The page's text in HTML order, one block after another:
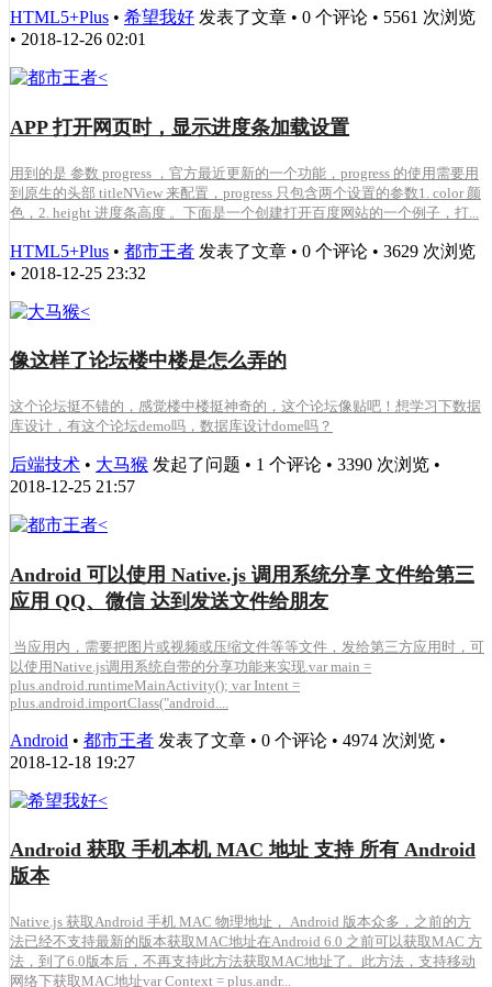
HTML5+Plus • 希望我好 发表了文章 • 0 个评论 • 5561 次浏览
• 2018-12-26 02:01
APP 打开网页时，显示进度条加载设置
用到的是 参数 progress ，官方最近更新的一个功能，progress 的使用需要用
到原生的头部 titleNView 来配置，progress 只包含两个设置的参数1. color 颜
色，2. height 进度条高度 。下面是一个创建打开百度网站的一个例子，打...
HTML5+Plus • 都市王者 发表了文章 • 0 个评论 • 3629 次浏览
• 2018-12-25 23:32
像这样了论坛楼中楼是怎么弄的
这个论坛挺不错的，感觉楼中楼挺神奇的，这个论坛像贴吧！想学习下数据
库设计，有这个论坛demo吗，数据库设计dome吗？
后端技术 • 大马猴 发起了问题 • 1 个评论 • 3390 次浏览 •
2018-12-25 21:57
Android 可以使用 Native.js 调用系统分享 文件给第三
应用 QQ、微信 达到发送文件给朋友
当应用内，需要把图片或视频或压缩文件等等文件，发给第三方应用时，可
以使用Native.js调用系统自带的分享功能来实现.var main =
plus.android.runtimeMainActivity(); var Intent =
plus.android.importClass("android....
Android • 都市王者 发表了文章 • 0 个评论 • 4974 次浏览 •
2018-12-18 19:27
Android 获取 手机本机 MAC 地址 支持 所有 Android
版本
Native.js 获取Android 手机 MAC 物理地址， Android 版本众多，之前的方
法已经不支持最新的版本获取MAC地址在Android 6.0 之前可以获取MAC 方
法，到了6.0版本后，不再支持此方法获取MAC地址了。此方法，支持移动
网络下获取MAC地址var Context = plus.andr...